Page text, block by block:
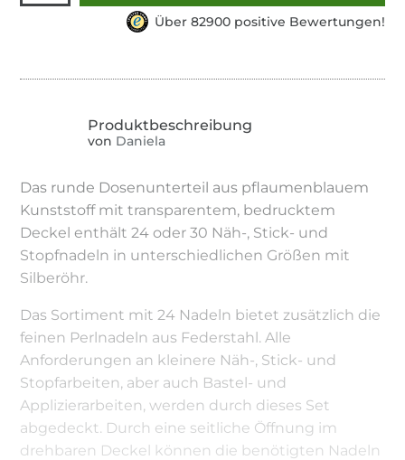
Über 82900 positive Bewertungen!
von Daniela
Das runde Dosenunterteil aus pflaumenblauem
Kunststoff mit transparentem, bedrucktem
Deckel enthält 24 oder 30 Näh-, Stick- und
Stopfnadeln in unterschiedlichen Größen mit
Silberöhr.
Das Sortiment mit 24 Nadeln bietet zusätzlich die
feinen Perlnadeln aus Federstahl. Alle
Anforderungen an kleinere Näh-, Stick- und
Stopfarbeiten, aber auch Bastel- und
Applizierarbeiten, werden durch dieses Set
abgedeckt. Durch eine seitliche Öffnung im
drehbaren Deckel können die benötigten Nadeln